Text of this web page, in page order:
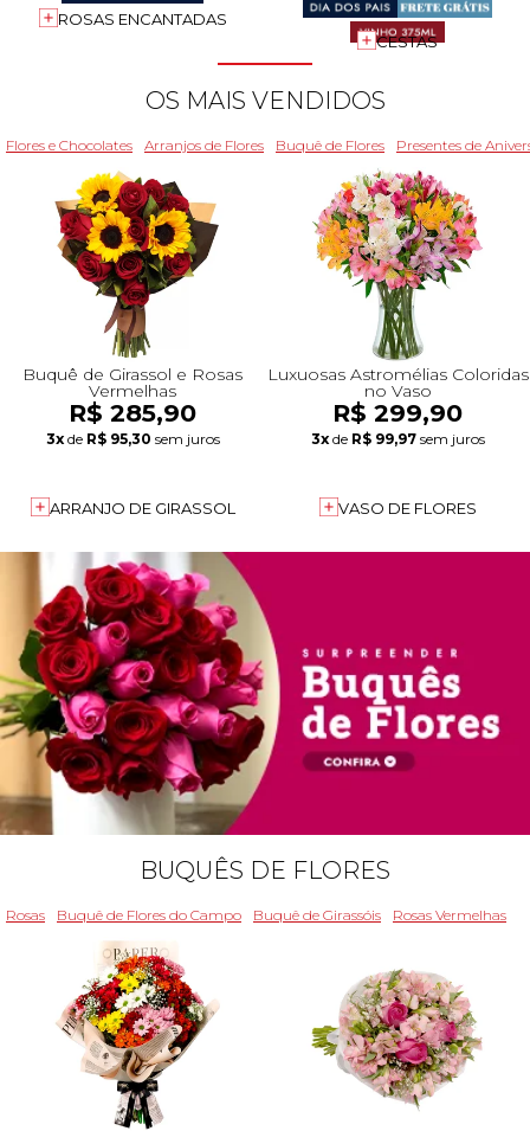
+Presentes com Flores
+Presentes por Ocasião
+Presentes para Família
+Presentes para Todos
+Tipo de Cesta
+Tipos de Buquês
+Tipos de Arranjos
+Tipos de Flores
+Por Cores
+Cidades do Sul
+Cidades do Sudeste
+Cidades do Norte
+Cidades do Nordeste
ROSAS ENCANTADAS
CESTAS
OS MAIS VENDIDOS
Flores e Chocolates Arranjos de Flores Buquê de Flores Presentes de
Buquê de Girassol e Rosas
Vermelhas
R$ 285,90
3x de R$ 95,30 sem juros
ARRANJO DE GIRASSOL
Luxuosas Astromélias Coloridas
no Vaso
R$ 299,90
3x de R$ 99,97sem juros
VASO DE FLORES
BUQUÊS DE FLORES
Rosas Buquê de Flores do Campo Buquê de Girassóis Rosas Vermelhas